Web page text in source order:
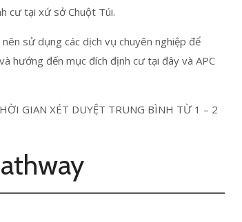
cư tại xứ sở Chuột Túi.
sử dụng các dịch vụ chuyên nghiệp để
hướng đến mục đích định cư tại đây và APC
GIAN XÉT DUYỆT TRUNG BÌNH TỪ 1 – 2